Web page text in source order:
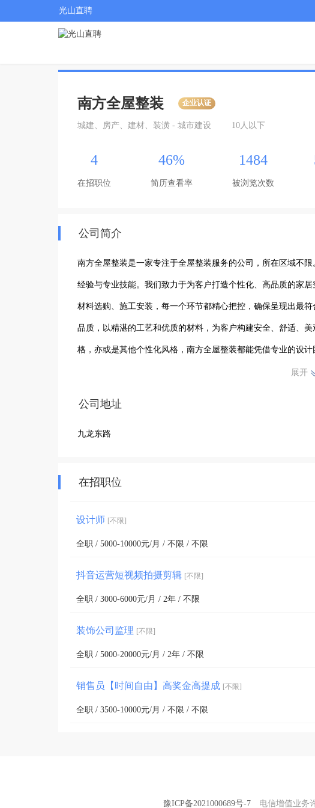
光山直聘
南方全屋整装 企业认证
城建、房产、建材、装潢 - 城市建设 10人以下
4
在招职位
46%
简历查看率
1484
被浏览次数
公司简介
南方全屋整装是一家专注于全屋整装服务的公司，所在区域不
经验与专业技能。我们致力于为客户打造个性化、高品质的家
材料选购、施工安装，每一个环节都精心把控，确保呈现出最
品质，以精湛的工艺和优质的材料，为客户构建安全、舒适、
格，亦或是其他个性化风格，南方全屋整装都能凭借专业的设
刻理解和对客户的高度负责态度，南方全屋整装在市场上赢得
展开
公司地址
九龙东路
在招职位
设计师 [不限]
全职 / 5000-10000元/月 / 不限 / 不限
抖音运营短视频拍摄剪辑 [不限]
全职 / 3000-6000元/月 / 2年 / 不限
装饰公司监理 [不限]
全职 / 5000-20000元/月 / 2年 / 不限
销售员【时间自由】高奖金高提成 [不限]
全职 / 3500-10000元/月 / 不限 / 不限
豫ICP备2021000689号-7 电信增值业务